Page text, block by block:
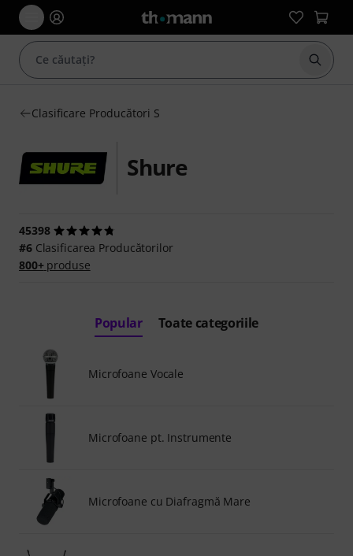
Clasificare Producători S
Shure
45398
#6Clasificarea Producătorilor
800+produse
Popular Toate categoriile
Microfoane Vocale
Microfoane pt. Instrumente
Microfoane cu Diafragmă Mare